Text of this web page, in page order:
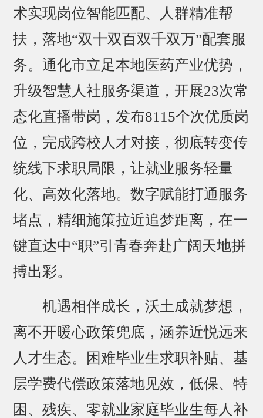
术实现岗位智能匹配、人群精准帮
扶，落地“双十双百双千双万”配套服
务。通化市立足本地医药产业优势，
升级智慧人社服务渠道，开展23次常
态化直播带岗，发布8115个次优质岗
位，完成跨校人才对接，彻底转变传
统线下求职局限，让就业服务轻量
化、高效化落地。数字赋能打通服务
堵点，精细施策拉近追梦距离，在一
键直达中“职”引青春奔赴广阔天地拼
搏出彩。
机遇相伴成长，沃土成就梦想，
离不开暖心政策兜底，涵养近悦远来
人才生态。困难毕业生求职补贴、基
层学费代偿政策落地见效，低保、特
困、残疾、零就业家庭毕业生每人补